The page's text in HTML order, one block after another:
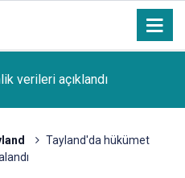
verileri açıklandı
Tayland'da hükümet